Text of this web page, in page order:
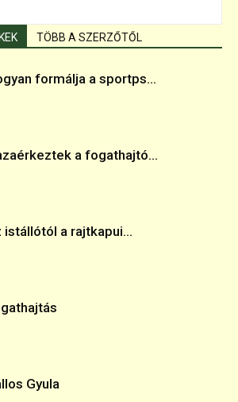
TÖBB A SZERZŐTŐL
formálja a sportps...
a fogathajtó...
istállótól a rajtkapui...
Gyula